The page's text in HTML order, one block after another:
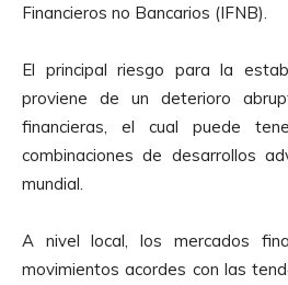
Financieros no Bancarios (IFNB).
El principal riesgo para la
proviene de un deterioro
financieras, el cual puede
combinaciones de desarrollos
mundial.
A nivel local, los mercados
movimientos acordes con las